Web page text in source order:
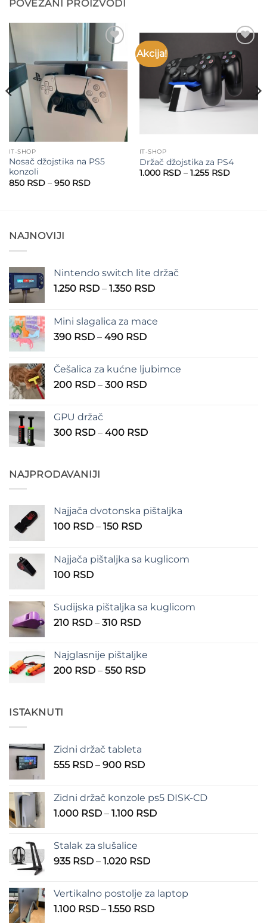
POVEZANI PROIZVODI
Add to
wishlist
IT-SHOP
Nosač džojstika na PS5
konzoli
850 RSD – 950 RSDRaspon
Akcija!
Add to
wishlist
IT-SHOP
Držač džojstika za PS4
1.000 RSD – 1.255 RSDRaspon
NAJNOVIJI
Nintendo switch lite držač
1.250 RSD – 1.350 RSDRaspon
1.250 RSD
Mini slagalica za mace
390 RSD – 490 RSDRaspon
390 RSD
do
Češalica za kućne ljubimce
200 RSD – 300 RSDRaspon
do
GPU držač
300 RSD – 400 RSDRaspon
NAJPRODAVANIJI
Najjača dvotonska pištaljka
100 RSD – 150 RSDRaspon
100 RSD
Najjača pištaljka sa kuglicom
100 RSD
Sudijska pištaljka sa kuglicom
210 RSD – 310 RSDRaspon
210 RSD
do
Najglasnije pištaljke
200 RSD – 550 RSDRaspon
ISTAKNUTI
Zidni držač tableta
555 RSD – 900 RSDRaspon
555 RSD
do
Zidni držač konzole ps5 DISK-CD
1.000 RSD – 1.100 RSDRaspon
Stalak za slušalice
935 RSD – 1.020 RSDRaspon
935 RSD
do
Vertikalno postolje za laptop
1.100 RSD – 1.550 RSDRaspon